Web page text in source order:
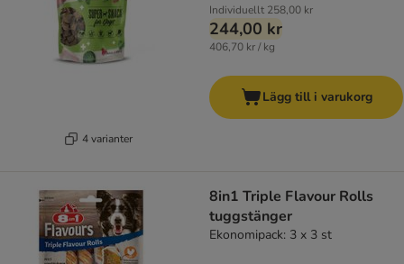
4 varianter
Individuellt 258,00 kr
244,00 kr
406,70 kr / kg
Lägg till i varukorg
8in1 Triple Flavour Rolls
tuggstänger
Ekonomipack: 3 x 3 st